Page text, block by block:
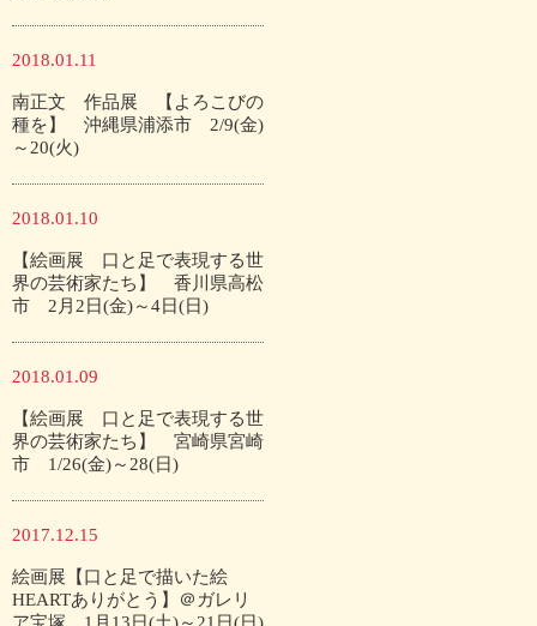
2018.01.11
南正文 作品展 【よろこびの
種を】 沖縄県浦添市 2/9(金)
～20(火)
2018.01.10
【絵画展 口と足で表現する世
界の芸術家たち】 香川県高松
市 2月2日(金)～4日(日)
2018.01.09
【絵画展 口と足で表現する世
界の芸術家たち】 宮崎県宮崎
市 1/26(金)～28(日)
2017.12.15
絵画展【口と足で描いた絵
HEARTありがとう】＠ガレリ